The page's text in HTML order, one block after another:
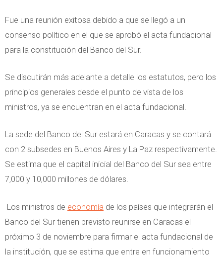
Fue una reunión exitosa debido a que se llegó a un
consenso político en el que se aprobó el acta fundacional
para la constitución del Banco del Sur.
Se discutirán más adelante a detalle los estatutos, pero los
principios generales desde el punto de vista de los
ministros, ya se encuentran en el acta fundacional.
La sede del Banco del Sur estará en Caracas y se contará
con 2 subsedes en Buenos Aires y La Paz respectivamente.
Se estima que el capital inicial del Banco del Sur sea entre
7,000 y 10,000 millones de dólares.
Los ministros de economía de los países que integrarán el
Banco del Sur tienen previsto reunirse en Caracas el
próximo 3 de noviembre para firmar el acta fundacional de
la institución, que se estima que entre en funcionamiento